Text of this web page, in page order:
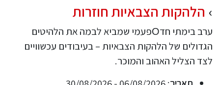
הלהקות הצבאיות חוזרות
ערב בימתי חדОפעמי שמביא לבמה את הלהיטים
הגדולים של הלהקות הצבאיות – בעיבודים עכשוויים
לצד הצליל האהוב והמוכר.